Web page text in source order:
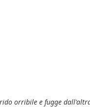
orribile e fugge